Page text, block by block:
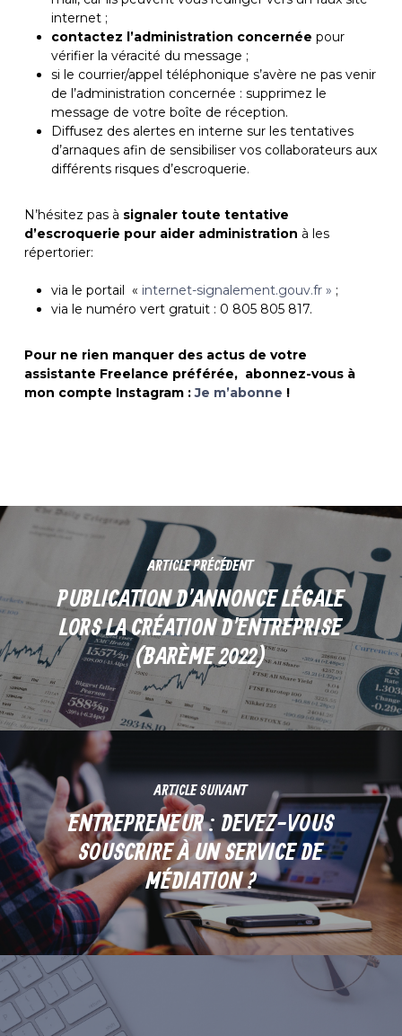
internet ;
contactez l’administration concernée pour
vérifier la véracité du message ;
si le courrier/appel téléphonique s’avère ne pas venir
de l’administration concernée : supprimez le
message de votre boîte de réception.
Diffusez des alertes en interne sur les tentatives
d’arnaques afin de sensibiliser vos collaborateurs aux
différents risques d’escroquerie.
N’hésitez pas à signaler toute tentative
d’escroquerie pour aider administration à les
répertorier:
via le portail « internet-signalement.gouv.fr » ;
via le numéro vert gratuit : 0 805 805 817.
Pour ne rien manquer des actus de votre
assistante Freelance préférée, abonnez-vous à
mon compte Instagram :Je m’abonne !
ARTICLE PRÉCÉDENT
PUBLICATION D'ANNONCE LÉGALE
LORS LA CRÉATION D'ENTREPRISE
(BARÈME 2022)
ARTICLE SUIVANT
ENTREPRENEUR : DEVEZ-VOUS
SOUSCRIRE À UN SERVICE DE
MÉDIATION ?